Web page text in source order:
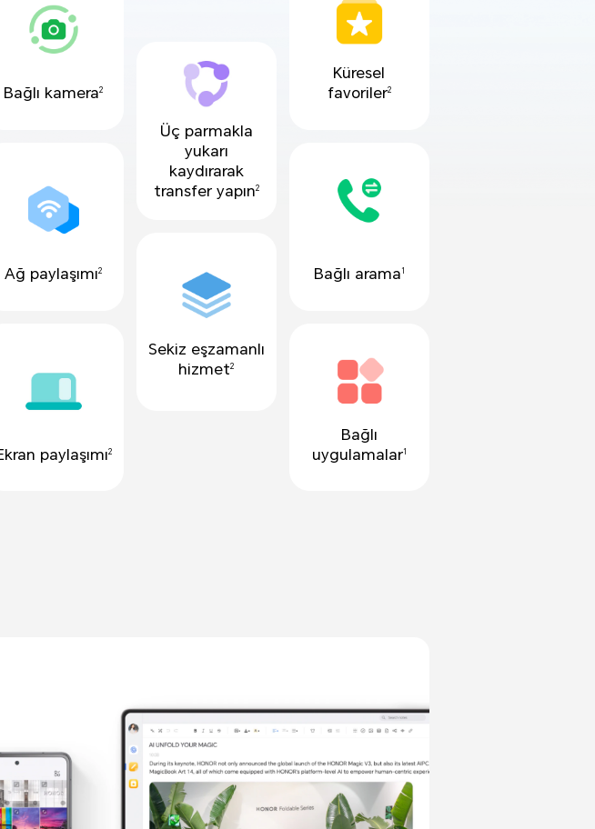
Bağlı kamera2
Ağ paylaşımı2
paylaşımı2
Üç parmakla
yukarı
kaydırarak
transfer yapın2
Sekiz eşzamanlı
hizmet2
Küresel
favoriler2
Bağlı arama 1
Bağlı
uygulamalar1